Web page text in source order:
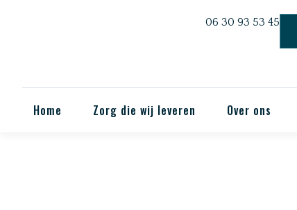
06 30 93 53 45
Home Zorg die wij leveren Over ons